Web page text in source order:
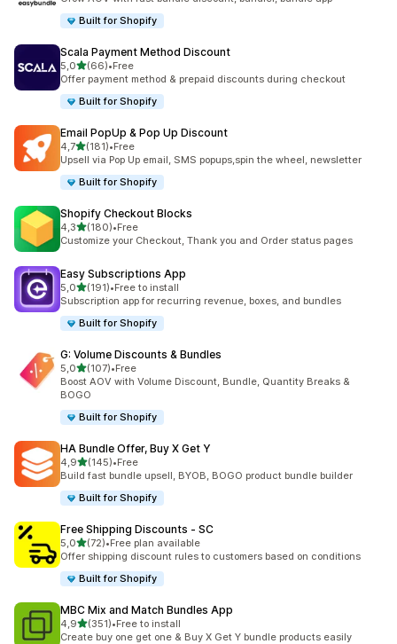
Built for Shopify
Scala Payment Method Discount
5,0na 5 gwiazdek
(66)
Łączna liczba recenzji: 66
•Free
Offer payment method & prepaid discounts during checkout
Built for Shopify
Email PopUp & Pop Up Discount
4,7na 5 gwiazdek
(181)
Łączna liczba recenzji: 181
•Free
Upsell via Pop Up email, SMS popups,spin the wheel, newsletter
Built for Shopify
Shopify Checkout Blocks
4,3na 5 gwiazdek
(180)
Łączna liczba recenzji: 180
•Free
Customize your Checkout, Thank you and Order status pages
Easy Subscriptions App
5,0na 5 gwiazdek
(191)
Łączna liczba recenzji: 191
•Free to install
Subscription app for recurring revenue, boxes, and bundles
Built for Shopify
G: Volume Discounts & Bundles
5,0na 5 gwiazdek
(107)
Łączna liczba recenzji: 107
•Free
Boost AOV with Volume Discount, Bundle, Quantity Breaks &
BOGO
Built for Shopify
HA Bundle Offer, Buy X Get Y
4,9na 5 gwiazdek
(145)
Łączna liczba recenzji: 145
•Free
Build fast bundle upsell, BYOB, BOGO product bundle builder
Built for Shopify
Free Shipping Discounts ‑ SC
5,0na 5 gwiazdek
(72)
Łączna liczba recenzji: 72
•Free plan available
Offer shipping discount rules to customers based on conditions
Built for Shopify
MBC Mix and Match Bundles App
4,9na 5 gwiazdek
(351)
Łączna liczba recenzji: 351
•Free to install
Create buy one get one & Buy X Get Y bundle products easily